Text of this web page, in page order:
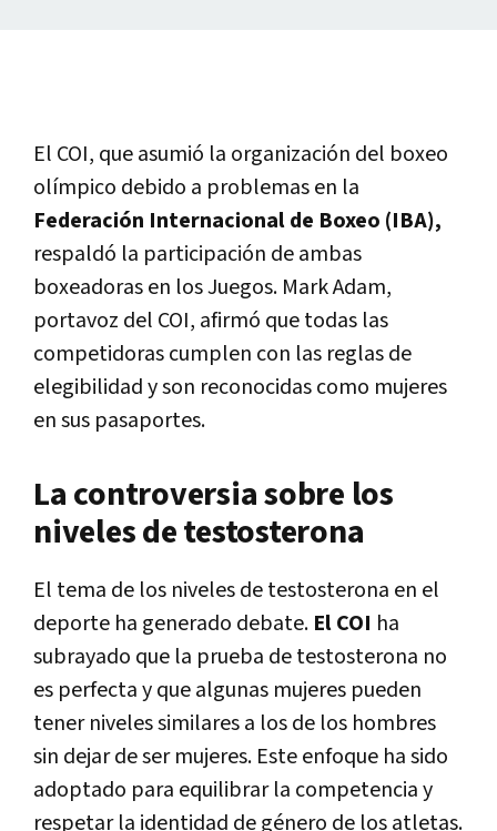
El COI, que asumió la organización del boxeo
olímpico debido a problemas en la
Federación Internacional de Boxeo (IBA),
respaldó la participación de ambas
boxeadoras en los Juegos. Mark Adam,
portavoz del COI, afirmó que todas las
competidoras cumplen con las reglas de
elegibilidad y son reconocidas como mujeres
en sus pasaportes.
La controversia sobre los
niveles de testosterona
El tema de los niveles de testosterona en el
deporte ha generado debate. El COI ha
subrayado que la prueba de testosterona no
es perfecta y que algunas mujeres pueden
tener niveles similares a los de los hombres
sin dejar de ser mujeres. Este enfoque ha sido
adoptado para equilibrar la competencia y
respetar la identidad de género de los atletas.